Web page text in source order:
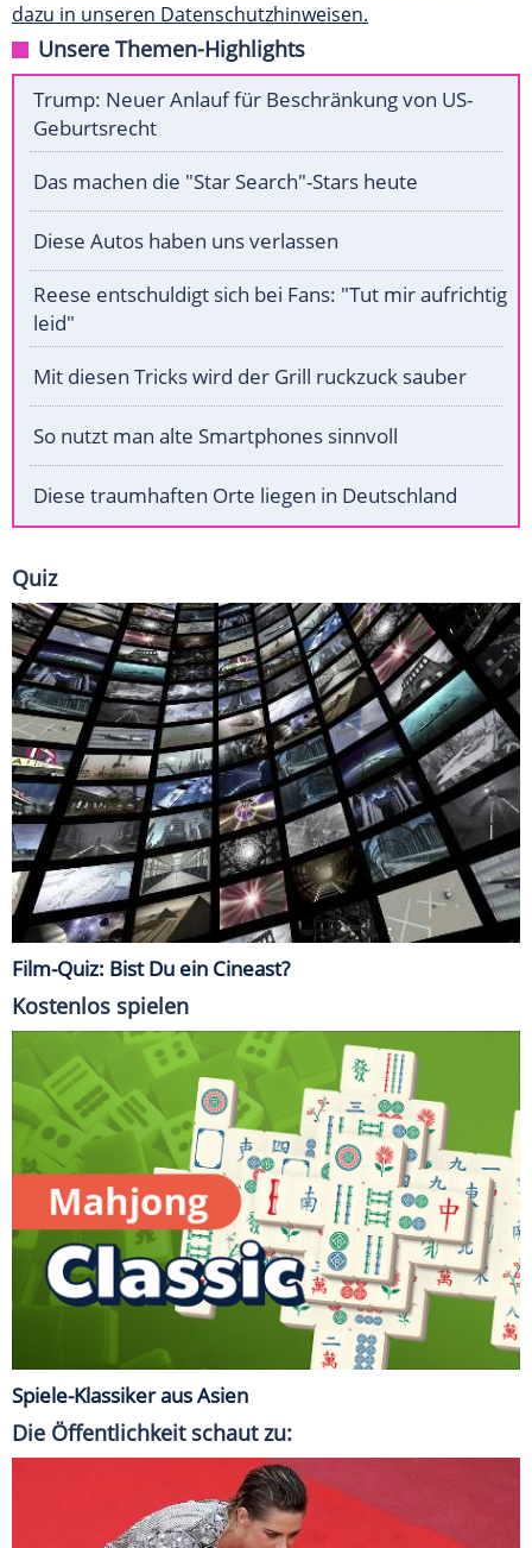
dazu in unseren Datenschutzhinweisen.
Unsere Themen-Highlights
Trump: Neuer Anlauf für Beschränkung von US-
Geburtsrecht
Das machen die "Star Search"-Stars heute
Diese Autos haben uns verlassen
Reese entschuldigt sich bei Fans: "Tut mir aufrichtig
leid"
Mit diesen Tricks wird der Grill ruckzuck sauber
So nutzt man alte Smartphones sinnvoll
Diese traumhaften Orte liegen in Deutschland
Quiz
Film-Quiz: Bist Du ein Cineast?
Kostenlos spielen
Spiele-Klassiker aus Asien
Die Öffentlichkeit schaut zu: